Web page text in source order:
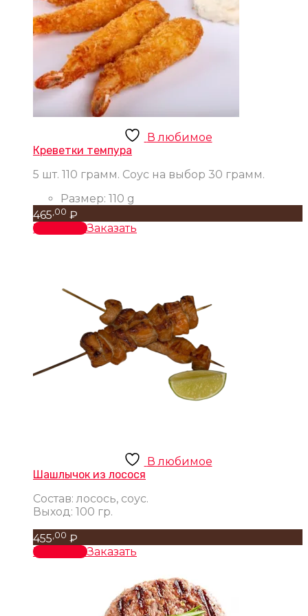
В любимое
Креветки темпура
5 шт. 110 грамм. Соус на выбор 30 грамм.
Размер: 110 g
465 ,00 ₽
В корзинуЗаказать
В любимое
Шашлычок из лосося
Состав: лосось, соус.
Выход: 100 гр.
455 ,00 ₽
В корзинуЗаказать